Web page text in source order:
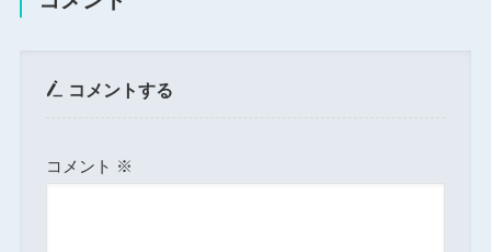
コメントする
コメント ※